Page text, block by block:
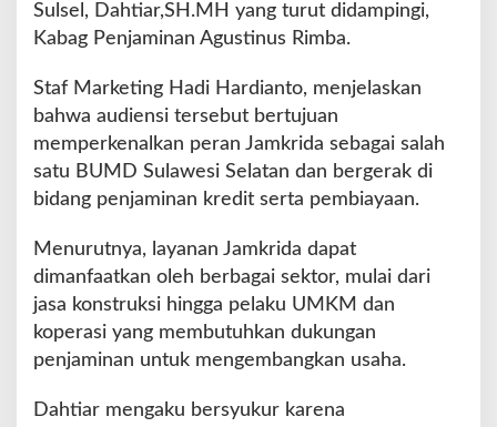
Sulsel, Dahtiar,SH.MH yang turut didampingi,
Kabag Penjaminan Agustinus Rimba.
Staf Marketing Hadi Hardianto, menjelaskan
bahwa audiensi tersebut bertujuan
memperkenalkan peran Jamkrida sebagai salah
satu BUMD Sulawesi Selatan dan bergerak di
bidang penjaminan kredit serta pembiayaan.
Menurutnya, layanan Jamkrida dapat
dimanfaatkan oleh berbagai sektor, mulai dari
jasa konstruksi hingga pelaku UMKM dan
koperasi yang membutuhkan dukungan
penjaminan untuk mengembangkan usaha.
Dahtiar mengaku bersyukur karena